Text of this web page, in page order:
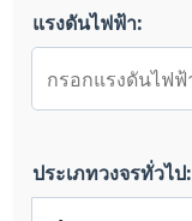
แรงดันไฟฟ้า:
ประเภทวงจรทั่วไป: